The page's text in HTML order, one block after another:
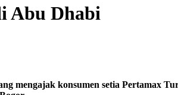
Abu Dhabi
mengajak konsumen setia Pertamax